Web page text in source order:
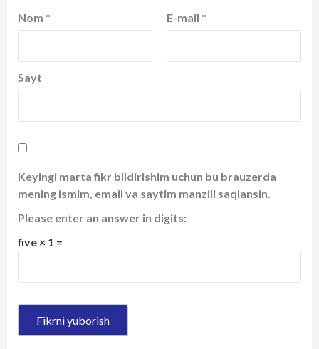
Nom * E-mail *
Sayt
Keyingi marta fikr bildirishim uchun bu brauzerda
mening ismim, email va saytim manzili saqlansin.
Please enter an answer in digits:
five × 1 =